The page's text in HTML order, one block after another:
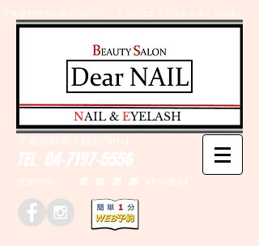
千葉県野田市のネイルサロン、まつげエクステはＤｅａｒＮAILへ
TEL 04-7197-5556
営業時間 10：00～20：00 (予約優先)
千葉県野田市野田790-1
​NAIL & EYELASH